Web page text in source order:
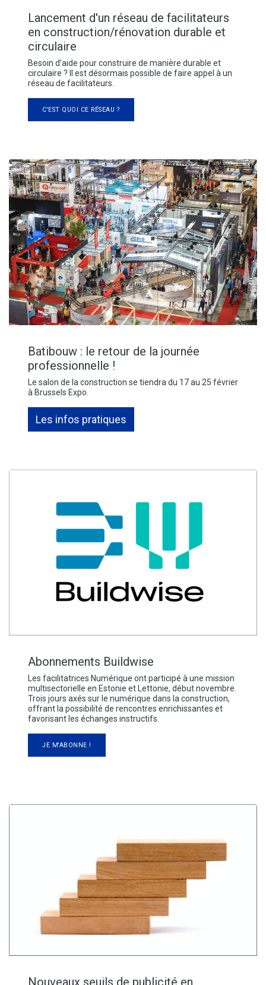
Lancement d'un réseau de facilitateurs
en construction/rénovation durable et
circulaire
Besoin d’aide pour construire de manière durable et
circulaire ? Il est désormais possible de faire appel à un
réseau de facilitateurs.
C'EST QUOI CE RÉSEAU ?
Batibouw : le retour de la journée
professionnelle !
Le salon de la construction se tiendra du 17 au 25 février
à Brussels Expo.
Les infos pratiques
Abonnements Buildwise
Les facilitatrices Numérique ont participé à une mission
multisectorielle en Estonie et Lettonie, début novembre.
Trois jours axés sur le numérique dans la construction,
offrant la possibilité de rencontres enrichissantes et
favorisant les échanges instructifs.
JE M'ABONNE !
Nouveaux seuils de publicité en